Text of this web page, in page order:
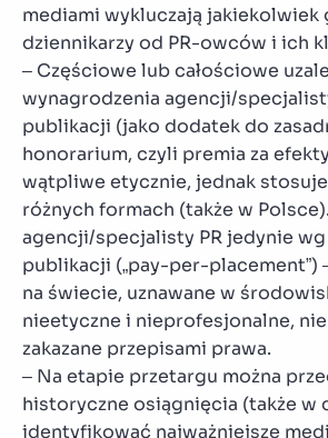
mediami wykluczają jakiekolwiek
dziennikarzy od PR-owców i ich
– Częściowe lub całościowe
wynagrodzenia agencji/
publikacji (jako dodatek do
honorarium, czyli premia za
wątpliwe etycznie, jednak
różnych formach (także w
agencji/specjalisty PR jedynie
publikacji („pay-per-placement”)
na świecie, uznawane w
nieetyczne i nieprofesjonalne,
zakazane przepisami prawa.
– Na etapie przetargu można
historyczne osiągnięcia (także w
identyfikować najważniejsze